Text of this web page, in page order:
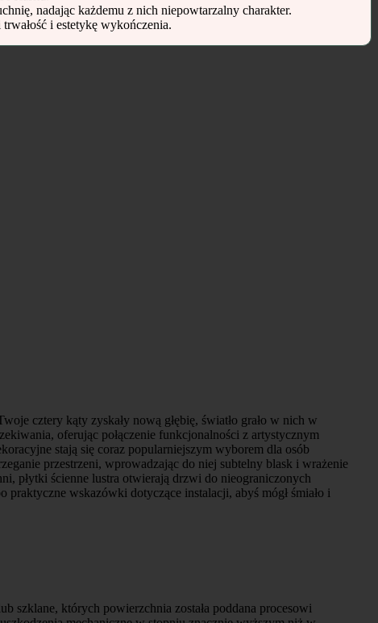
nadając każdemu z nich niepowtarzalny charakter.
i estetykę wykończenia.
cztery kąty zyskały nową głębię, światło grało w nich w
oferując połączenie funkcjonalności z artystycznym
stają się coraz popularniejszym wyborem dla osób
przestrzeni, wprowadzając do niej subtelny blask i wrażenie
płytki ścienne lustra otwierają drzwi do nieograniczonych
wskazówki dotyczące instalacji, abyś mógł śmiało i
szklane, których powierzchnia została poddana procesowi